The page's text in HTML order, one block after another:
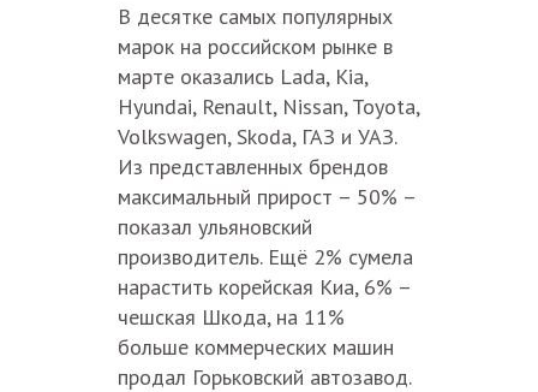
В десятке самых популярных
марок на российском рынке в
марте оказались Lada, Kia,
Hyundai, Renault, Nissan, Toyota,
Volkswagen, Skoda, ГАЗ и УАЗ.
Из представленных брендов
максимальный прирост – 50% –
показал ульяновский
производитель. Ещё 2% сумела
нарастить корейская Киа, 6% –
чешская Шкода, на 11%
больше коммерческих машин
продал Горьковский автозавод.